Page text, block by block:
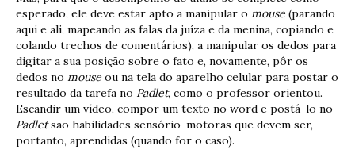
esperado, ele deve estar apto a manipular o mouse (parando
aqui e ali, mapeando as falas da juíza e da menina, copiando e
colando trechos de comentários), a manipular os dedos para
digitar a sua posição sobre o fato e, novamente, pôr os
dedos no mouse ou na tela do aparelho celular para postar o
resultado da tarefa no Padlet, como o professor orientou.
Escandir um vídeo, compor um texto no word e postá-lo no
Padletsão habilidades sensório-motoras que devem ser,
portanto, aprendidas (quando for o caso).